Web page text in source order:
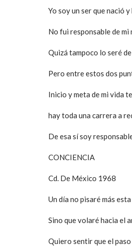
Yo soy un ser que nació y
No fui responsable de mi
Quizá tampoco lo seré
Pero entre estos dos
Inicio y meta de mi vida
hay toda una carrera a
De esa sí soy
CONCIENCIA
Cd. De México 1968
Un día no pisaré más
Sino que volaré hacia el
Quiero sentir que el